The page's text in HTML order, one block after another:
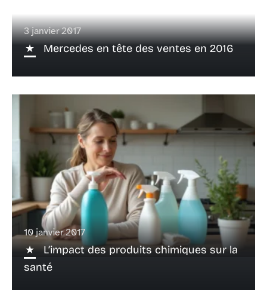
3 janvier 2017
Mercedes en tête des ventes en 2016
10 janvier 2017
L’impact des produits chimiques sur la
santé